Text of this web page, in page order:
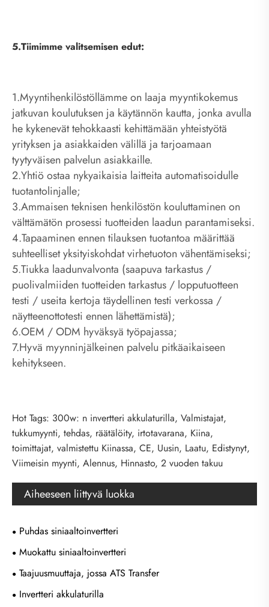
5.Tiimimme valitsemisen edut:
1.Myyntihenkilöstöllämme on laaja myyntikokemus
jatkuvan koulutuksen ja käytännön kautta, jonka avulla
he kykenevät tehokkaasti kehittämään yhteistyötä
yrityksen ja asiakkaiden välillä ja tarjoamaan
tyytyväisen palvelun asiakkaille.
2.Yhtiö ostaa nykyaikaisia ​​laitteita automatisoidulle
tuotantolinjalle;
3.Ammaisen teknisen henkilöstön kouluttaminen on
välttämätön prosessi tuotteiden laadun parantamiseksi.
4.Tapaaminen ennen tilauksen tuotantoa määrittää
suhteelliset yksityiskohdat virhetuoton vähentämiseksi;
5.Tiukka laadunvalvonta (saapuva tarkastus /
puolivalmiiden tuotteiden tarkastus / lopputuotteen
testi / useita kertoja täydellinen testi verkossa /
näytteenottotesti ennen lähettämistä);
6.OEM / ODM hyväksyä työpajassa;
7.Hyvä myynninjälkeinen palvelu pitkäaikaiseen
kehitykseen.
Hot Tags: 300w: n invertteri akkulaturilla, Valmistajat,
tukkumyynti, tehdas, räätälöity, irtotavarana, Kiina,
toimittajat, valmistettu Kiinassa, CE, Uusin, Laatu, Edistynyt,
Viimeisin myynti, Alennus, Hinnasto, 2 vuoden takuu
Aiheeseen liittyvä luokka
Puhdas siniaaltoinvertteri
Muokattu siniaaltoinvertteri
Taajuusmuuttaja, jossa ATS Transfer
Invertteri akkulaturilla